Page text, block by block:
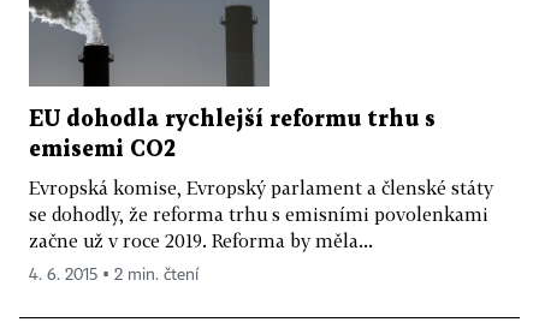
EU dohodla rychlejší reformu trhu s
emisemi CO2
Evropská komise, Evropský parlament a členské státy
se dohodly, že reforma trhu s emisními povolenkami
začne už v roce 2019. Reforma by měla...
4. 6. 2015 ▪ 2 min. čtení